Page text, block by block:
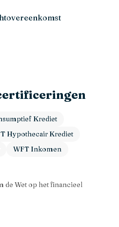
Krediet
Hypothecair Krediet
WFT Inkomen
de Wet op het financieel